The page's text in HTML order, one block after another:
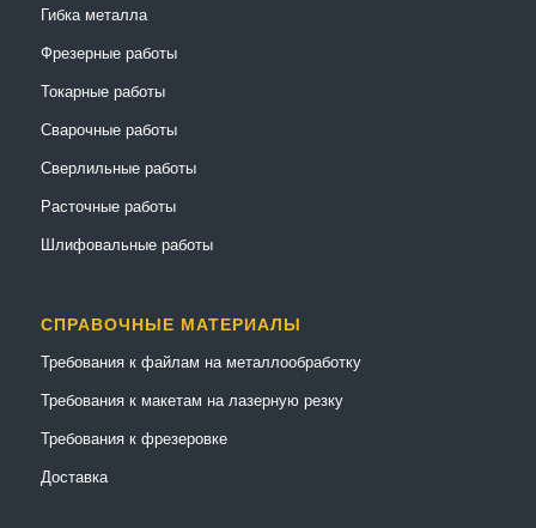
Гибка металла
Фрезерные работы
Токарные работы
Сварочные работы
Сверлильные работы
Расточные работы
Шлифовальные работы
СПРАВОЧНЫЕ МАТЕРИАЛЫ
Требования к файлам на металлообработку
Требования к макетам на лазерную резку
Требования к фрезеровке
Доставка